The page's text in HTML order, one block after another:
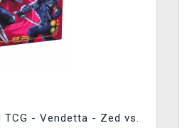
- Vendetta - Zed vs.